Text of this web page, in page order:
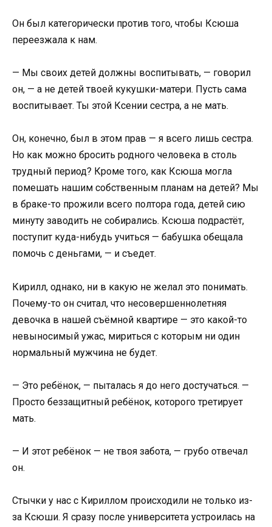
Он был категорически против того, чтобы Ксюша
переезжала к нам.
— Мы своих детей должны воспитывать, — говорил
он, — а не детей твоей кукушки-матери. Пусть сама
воспитывает. Ты этой Ксении сестра, а не мать.
Он, конечно, был в этом прав — я всего лишь сестра.
Но как можно бросить родного человека в столь
трудный период? Кроме того, как Ксюша могла
помешать нашим собственным планам на детей? Мы
в браке-то прожили всего полтора года, детей сию
минуту заводить не собирались. Ксюша подрастёт,
поступит куда-нибудь учиться — бабушка обещала
помочь с деньгами, — и съедет.
Кирилл, однако, ни в какую не желал это понимать.
Почему-то он считал, что несовершеннолетняя
девочка в нашей съёмной квартире — это какой-то
невыносимый ужас, мириться с которым ни один
нормальный мужчина не будет.
— Это ребёнок, — пыталась я до него достучаться. —
Просто беззащитный ребёнок, которого третирует
мать.
— И этот ребёнок — не твоя забота, — грубо отвечал
он.
Стычки у нас с Кириллом происходили не только из-
за Ксюши. Я сразу после университета устроилась на